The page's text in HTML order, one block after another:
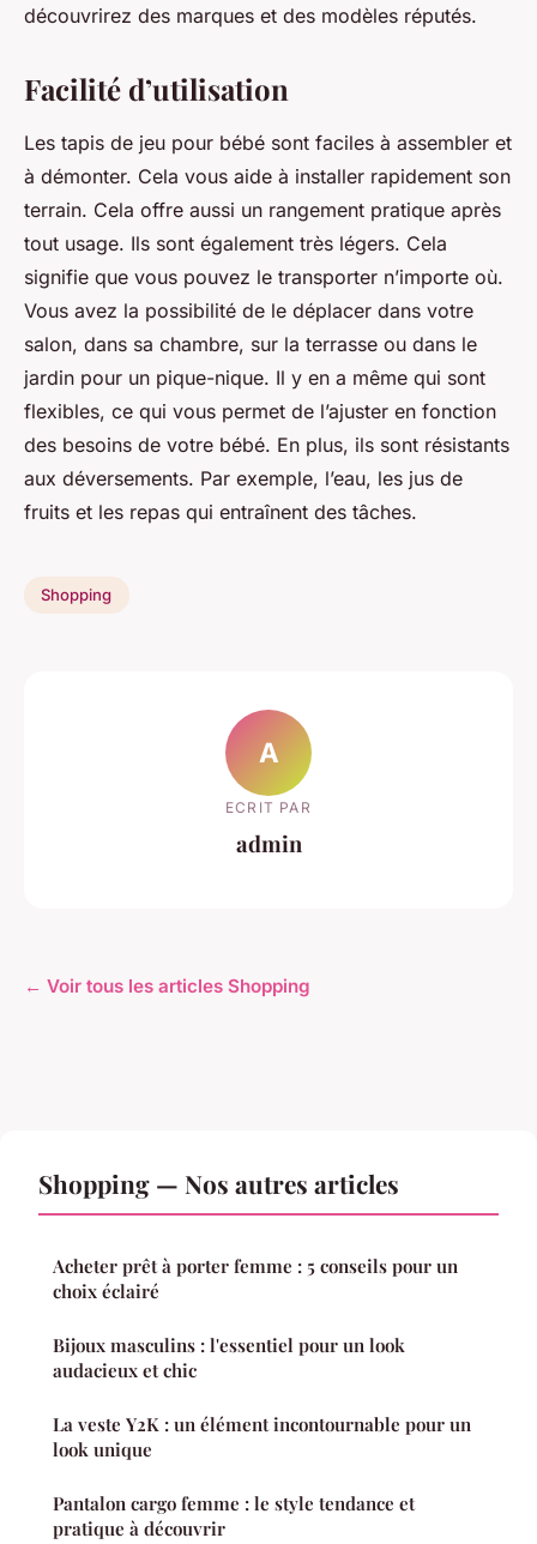
découvrirez des marques et des modèles réputés.
Facilité d’utilisation
Les tapis de jeu pour bébé sont faciles à assembler et
à démonter. Cela vous aide à installer rapidement son
terrain. Cela offre aussi un rangement pratique après
tout usage. Ils sont également très légers. Cela
signifie que vous pouvez le transporter n’importe où.
Vous avez la possibilité de le déplacer dans votre
salon, dans sa chambre, sur la terrasse ou dans le
jardin pour un pique-nique. Il y en a même qui sont
flexibles, ce qui vous permet de l’ajuster en fonction
des besoins de votre bébé. En plus, ils sont résistants
aux déversements. Par exemple, l’eau, les jus de
fruits et les repas qui entraînent des tâches.
Shopping
A
ECRIT PAR
admin
← Voir tous les articles Shopping
Shopping — Nos autres articles
Acheter prêt à porter femme : 5 conseils pour un
choix éclairé
Bijoux masculins : l'essentiel pour un look
audacieux et chic
La veste Y2K : un élément incontournable pour un
look unique
Pantalon cargo femme : le style tendance et
pratique à découvrir